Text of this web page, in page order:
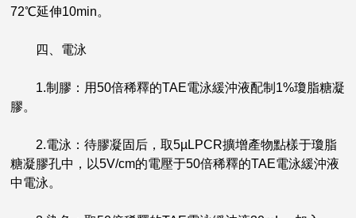
72℃延伸10min。
四、電泳
1.制膠：用50倍稀釋的TAE電泳緩沖液配制1%瓊脂糖凝
膠。
2.電泳：待膠凝固后，取5µLPCR擴增產物點樣于瓊脂
糖凝膠孔中，以5V/cm的電壓于50倍稀釋的TAE電泳緩沖液
中電泳。